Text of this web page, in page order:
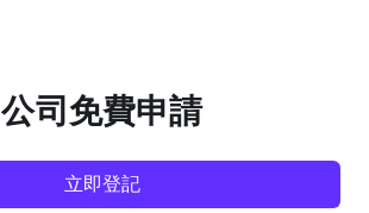
公司免費申請
立即登記